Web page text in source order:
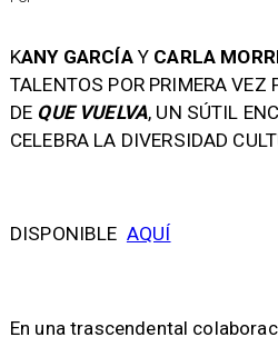
KANY GARCÍAY CARLA
TALENTOS POR PRIMERA VEZ
DE QUE VUELVA, UN SÚTIL
CELEBRA LA DIVERSIDAD
DISPONIBLE AQUÍ
En una trascendental